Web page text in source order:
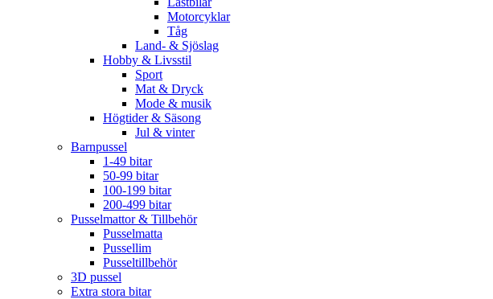
Motorcyklar
Tåg
Land- & Sjöslag
Hobby & Livsstil
Sport
Mat & Dryck
Mode & musik
Högtider & Säsong
Jul & vinter
Barnpussel
1-49 bitar
50-99 bitar
100-199 bitar
200-499 bitar
Pusselmattor & Tillbehör
Pusselmatta
Pussellim
Pusseltillbehör
3D pussel
Extra stora bitar